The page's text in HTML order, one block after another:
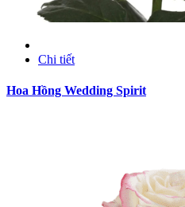
Chi tiết
Hoa Hồng Wedding Spirit